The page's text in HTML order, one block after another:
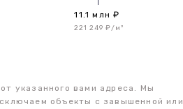
11.1 млн ₽
221 249 ₽/м²
указанного вами адреса. Мы
объекты с завышенной или